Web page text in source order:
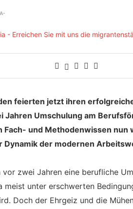
A-
feierten jetzt ihren
Jahren Umschulung am
und Methodenwissen nun
Dynamik der modernen
zwei Jahren eine berufliche
meist unter erschwerten
Doch der Ehrgeiz und die